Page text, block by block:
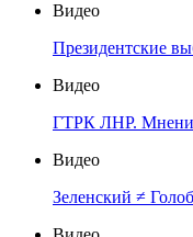
Видео
Президентские
Видео
ГТРК ЛНР.
Видео
Зеленский ≠